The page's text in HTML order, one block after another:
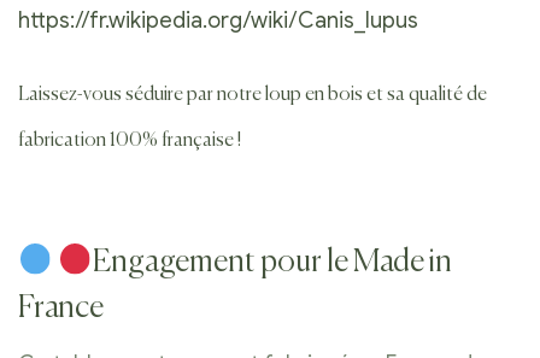
https://fr.wikipedia.org/wiki/Canis_lupus
Laissez-vous séduire par notre loup en bois et sa qualité de
fabrication 100% française !
Engagement pour le Made in
France